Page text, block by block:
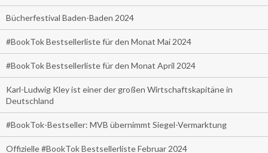
Bücherfestival Baden-Baden 2024
#BookTok Bestsellerliste für den Monat Mai 2024
#BookTok Bestsellerliste für den Monat April 2024
Karl-Ludwig Kley ist einer der großen Wirtschaftskapitäne in
Deutschland
#BookTok-Bestseller: MVB übernimmt Siegel-Vermarktung
Offizielle #BookTok Bestsellerliste Februar 2024